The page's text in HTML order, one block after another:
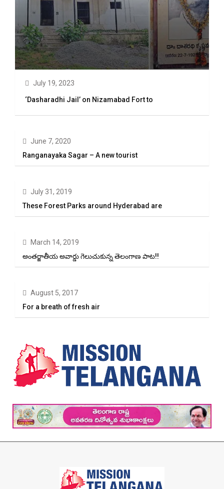
July 19, 2023
‘Dasharadhi Jail’ on Nizamabad Fort to
June 7, 2020
Ranganayaka Sagar – A new tourist
July 31, 2019
These Forest Parks around Hyderabad are
March 14, 2019
అంతర్జాతీయ అవార్డు గెలుచుకున్న తెలంగాణ పాట!!
August 5, 2017
For a breath of fresh air